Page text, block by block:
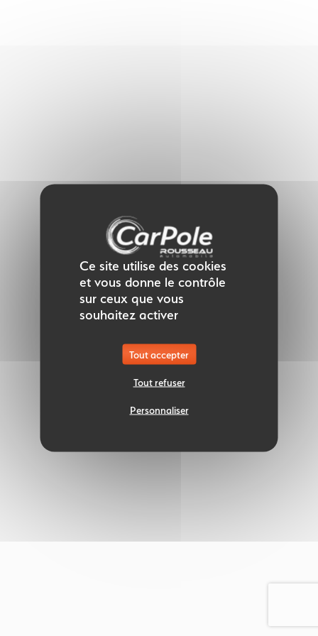
Ce site utilise des cookies
et vous donne le contrôle
sur ceux que vous
souhaitez activer
Tout accepter
Tout refuser
Personnaliser